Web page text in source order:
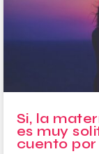
Si, la
es muy
cuento por